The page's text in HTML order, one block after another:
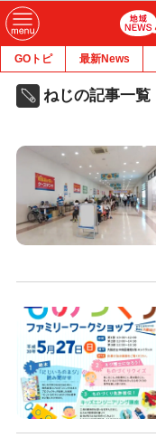
GOトピ 最新News
ねじの記事一覧